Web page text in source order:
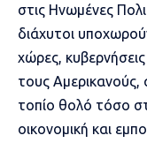
στις Ηνωμένες
διάχυτοι
χώρες,
τους Αμερικανούς,
τοπίο θολό τόσο
οικονομική και